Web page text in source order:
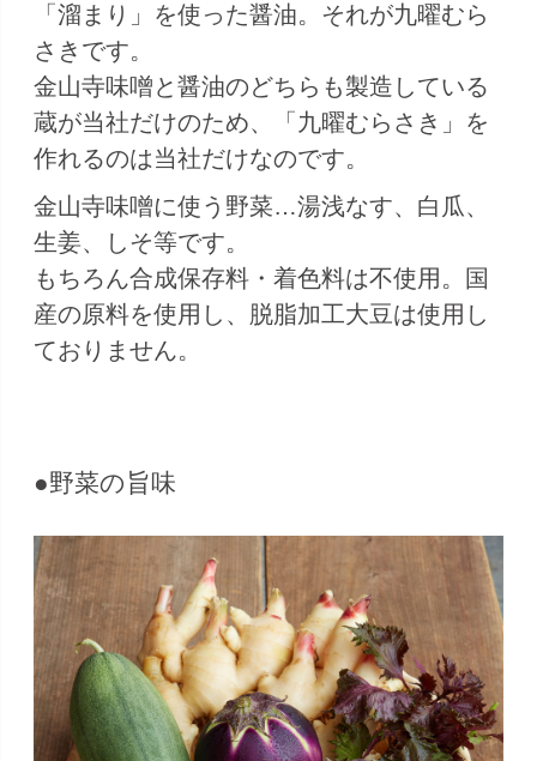
「溜まり」を使った醤油。それが九曜むら
さきです。
金山寺味噌と醤油のどちらも製造している
蔵が当社だけのため、「九曜むらさき」を
作れるのは当社だけなのです。
金山寺味噌に使う野菜…湯浅なす、白瓜、
生姜、しそ等です。
もちろん合成保存料・着色料は不使用。国
産の原料を使用し、脱脂加工大豆は使用し
ておりません。
●野菜の旨味